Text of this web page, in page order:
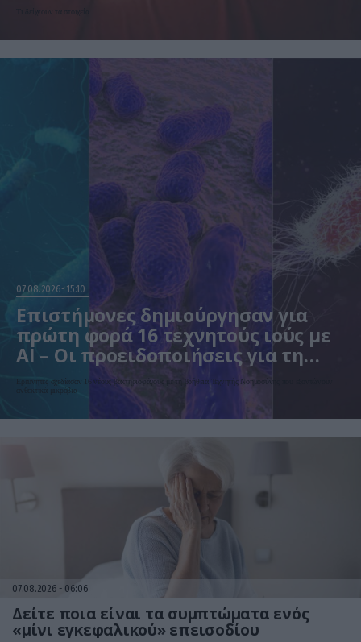
07.08.2026 15:10
Επιστήμονες δημιούργησαν για
πρώτη φορά 16 τεχνητούς ιούς με
AI – Οι προειδοποιήσεις για τη
βιοασφάλεια
Ερευνητές σχεδίασαν 16 νέους βακτηριοφάγους με τη βοήθεια Τεχνητής Νοημοσύνης που εξοντώνουν
ανθεκτικά μικρόβια
07.08.2026 06:06
Δείτε ποια είναι τα συμπτώματα ενός
«μίνι εγκεφαλικού» επεισοδίου